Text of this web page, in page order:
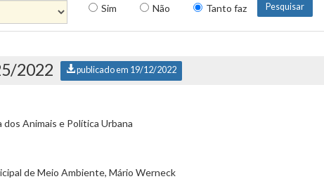
Sim
Não Tanto faz
2022 publicado em 19/12/2022
Animais e Política Urbana
de Meio Ambiente, Mário Werneck